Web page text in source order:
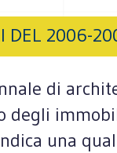
DEL 2006-
di
degli
una